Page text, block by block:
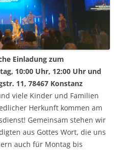
Einladung zum
10:00 Uhr, 12:00 Uhr und
11, 78467 Konstanz
viele Kinder und Familien
Herkunft kommen am
Gemeinsam stehen wir
aus Gottes Wort, die uns
auch für Montag bis